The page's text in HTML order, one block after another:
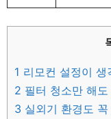
1 리모컨 설정이
2 필터 청소만 해
3 실외기 환경도